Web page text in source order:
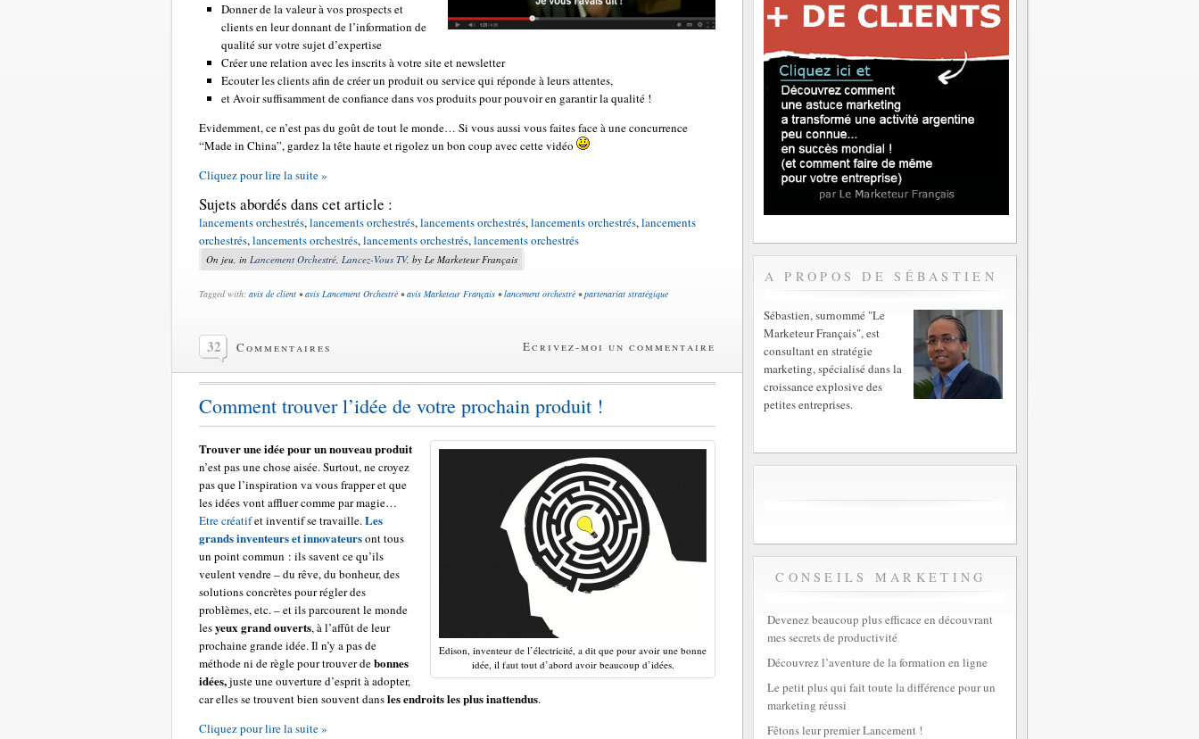
Donner de la valeur à vos prospects et
clients en leur donnant de l’information de
qualité sur votre sujet d’expertise
Créer une relation avec les inscrits à votre site et newsletter
Ecouter les clients afin de créer un produit ou service qui réponde à leurs attentes,
et Avoir suffisamment de confiance dans vos produits pour pouvoir en garantir la qualité !
Evidemment, ce n’est pas du goût de tout le monde… Si vous aussi vous faites face à une concurrence
“Made in China”, gardez la tête haute et rigolez un bon coup avec cette vidéo
Cliquez pour lire la suite »
Sujets abordés dans cet article :
lancements orchestrés,lancements orchestrés,lancements orchestrés,lancements orchestrés,lancements
orchestrés,lancements orchestrés,lancements orchestrés,lancements orchestrés
On jeu, in Lancement Orchestré, Lancez-Vous TV, by Le Marketeur Français
Tagged with: avis de client •avis Lancement Orchestré •avis Marketeur Français •lancement orchestré •partenariat stratégique
32 Commentaires Ecrivez-moi un commentaire
Comment trouver l’idée de votre prochain produit !
Edison, inventeur de l’électricité, a dit que pour avoir une bonne
idée, il faut tout d’abord avoir beaucoup d’idées.
Trouver une idée pour un nouveau produit
n’est pas une chose aisée. Surtout, ne croyez
pas que l’inspiration va vous frapper et que
les idées vont affluer comme par magie…
Etre créatifet inventif se travaille.Les
grands inventeurs et innovateursont tous
un point commun : ils savent ce qu’ils
veulent vendre – du rêve, du bonheur, des
solutions concrètes pour régler des
problèmes, etc. – et ils parcourent le monde
lesyeux grand ouverts, à l’affût de leur
prochaine grande idée. Il n’y a pas de
méthode ni de règle pour trouver debonnes
idées,juste une ouverture d’esprit à adopter,
car elles se trouvent bien souvent dansles endroits les plus inattendus.
Cliquez pour lire la suite »
A PROPOS DE SÉBASTIEN
Sébastien, surnommé "Le
Marketeur Français", est
consultant en stratégie
marketing, spécialisé dans la
croissance explosive des
petites entreprises.
CONSEILS MARKETING
Devenez beaucoup plus efficace en découvrant
mes secrets de productivité
Découvrez l’aventure de la formation en ligne
Le petit plus qui fait toute la différence pour un
marketing réussi
Fêtons leur premier Lancement !